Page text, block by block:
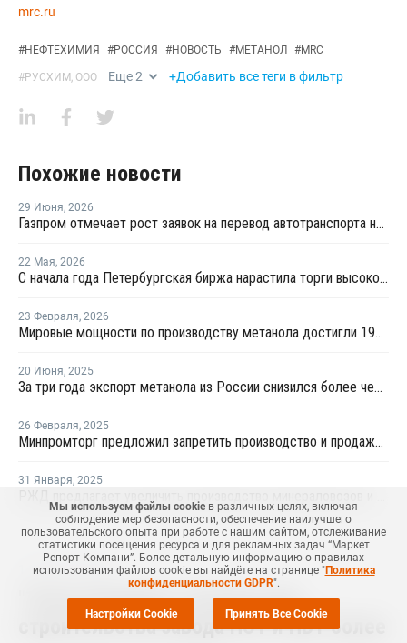
mrc.ru
#НЕФТЕХИМИЯ #РОССИЯ #НОВОСТЬ #МЕТАНОЛ #MRC
#РУСХИМ, ООО Еще2 +Добавить все теги в фильтр
Похожие новости
29 Июня, 2026
Газпром отмечает рост заявок на перевод автотранспорта на метан
22 Мая, 2026
С начала года Петербургская биржа нарастила торги высокооктановыми добавками на 24 – 40%
23 Февраля, 2026
Мировые мощности по производству метанола достигли 199 млн тонн в 2025 году
20 Июня, 2025
За три года экспорт метанола из России снизился более чем на треть
26 Февраля, 2025
Минпромторг предложил запретить производство и продажу чистого метанола
31 Января, 2025
14 Апреля,2026
"Титан-Полимер" получил для
строительства завода ПЭТ и ПБТ более
Мы используем файлы cookieв различных целях, включая
соблюдение мер безопасности, обеспечение наилучшего
пользовательского опыта при работе с нашим сайтом, отслеживание
статистики посещения ресурса и для рекламных задач “Маркет
Репорт Компани”. Более детальную информацию о правилах
использования файлов cookie вы найдёте на странице "Политика
конфиденциальности GDPR".
Настройки Cookie Принять Все Cookie